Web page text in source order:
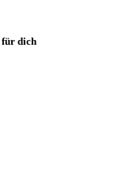
für dich